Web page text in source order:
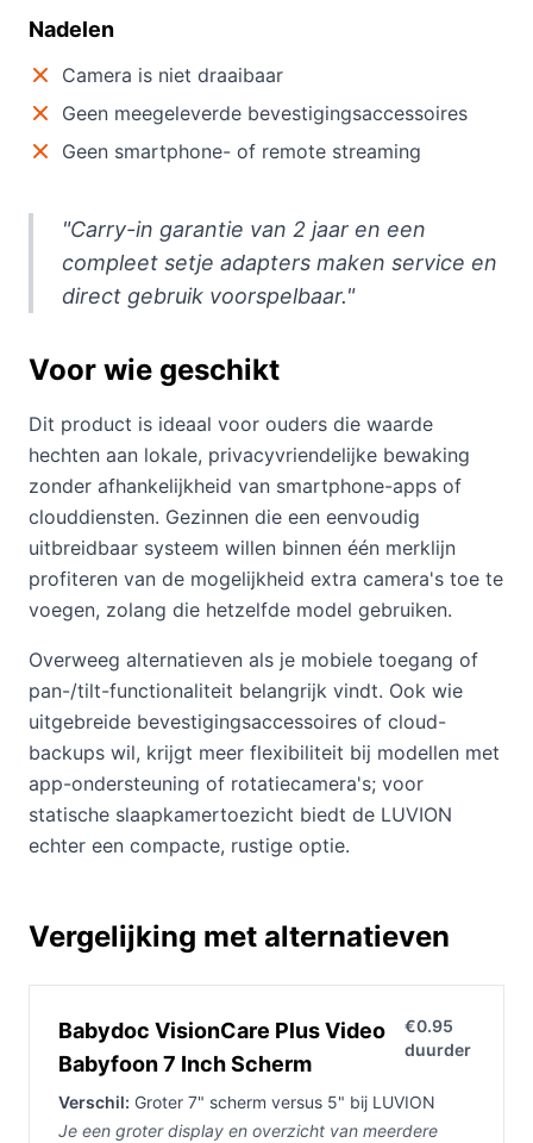
Nadelen
Camera is niet draaibaar
Geen meegeleverde bevestigingsaccessoires
Geen smartphone- of remote streaming
"Carry-in garantie van 2 jaar en een
compleet setje adapters maken service en
direct gebruik voorspelbaar."
Voor wie geschikt
Dit product is ideaal voor ouders die waarde
hechten aan lokale, privacyvriendelijke bewaking
zonder afhankelijkheid van smartphone-apps of
clouddiensten. Gezinnen die een eenvoudig
uitbreidbaar systeem willen binnen één merklijn
profiteren van de mogelijkheid extra camera's toe te
voegen, zolang die hetzelfde model gebruiken.
Overweeg alternatieven als je mobiele toegang of
pan-/tilt-functionaliteit belangrijk vindt. Ook wie
uitgebreide bevestigingsaccessoires of cloud-
backups wil, krijgt meer flexibiliteit bij modellen met
app-ondersteuning of rotatiecamera's; voor
statische slaapkamertoezicht biedt de LUVION
echter een compacte, rustige optie.
Vergelijking met alternatieven
Babydoc VisionCare Plus Video
Babyfoon 7 Inch Scherm
€0.95
duurder
Verschil: Groter 7" scherm versus 5" bij LUVION
Je een groter display en overzicht van meerdere